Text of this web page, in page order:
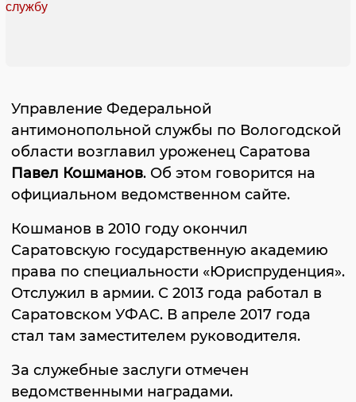
Управление Федеральной
антимонопольной службы по Вологодской
области возглавил уроженец Саратова
Павел Кошманов. Об этом говорится на
официальном ведомственном сайте.
Кошманов в 2010 году окончил
Саратовскую государственную академию
права по специальности «Юриспруденция».
Отслужил в армии. С 2013 года работал в
Саратовском УФАС. В апреле 2017 года
стал там заместителем руководителя.
За служебные заслуги отмечен
ведомственными наградами.